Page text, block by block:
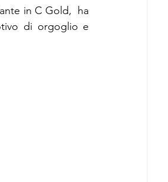
in C Gold,  ha
di orgoglio e